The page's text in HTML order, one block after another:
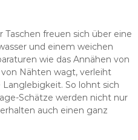
Taschen freuen sich über eine
und einem weichen
wie das Annähen von
Nähten wagt, verleiht
So lohnt sich
Schätze werden nicht nur
auch einen ganz